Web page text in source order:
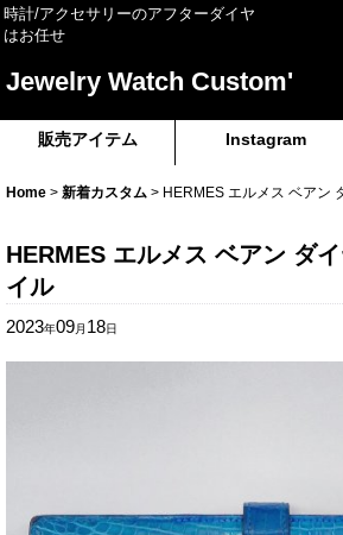
時計/アクセサリーのアフターダイヤ
はお任せ
Jewelry Watch Custom'
販売アイテム Instagram
Home > 新着カスタム > HERMES エルメス ベアン
HERMES エルメス ベアン ダ
イル
2023年09月 18日